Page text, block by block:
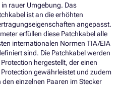
rauer Umgebung. Das
ist an die erhöhten
angepasst.
erfüllen diese Patchkabel alle
internationalen Normen TIA/EIA
sind. Die Patchkabel werden
hergestellt, der einen
gewährleistet und zudem
einzelnen Paaren im Stecker